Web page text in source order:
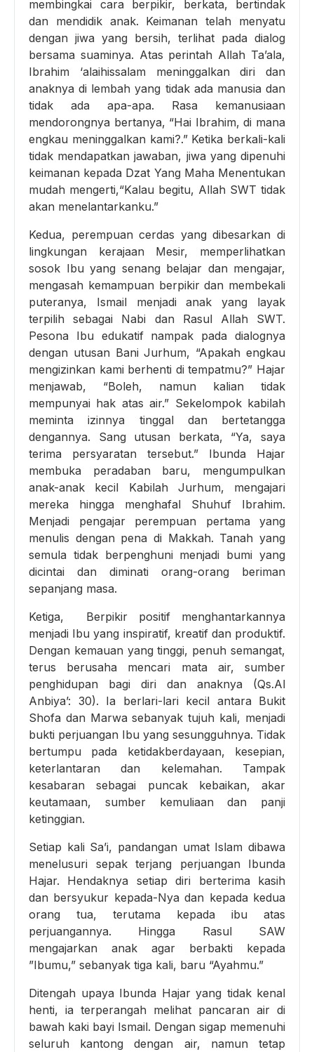
membingkai cara berpikir, berkata, bertindak
dan mendidik anak. Keimanan telah menyatu
dengan jiwa yang bersih, terlihat pada dialog
bersama suaminya. Atas perintah Allah Ta’ala,
Ibrahim ‘alaihissalam meninggalkan diri dan
anaknya di lembah yang tidak ada manusia dan
tidak ada apa-apa. Rasa kemanusiaan
mendorongnya bertanya, “Hai Ibrahim, di mana
engkau meninggalkan kami?.” Ketika berkali-kali
tidak mendapatkan jawaban, jiwa yang dipenuhi
keimanan kepada Dzat Yang Maha Menentukan
mudah mengerti,“Kalau begitu, Allah SWT tidak
akan menelantarkanku.”
Kedua, perempuan cerdas yang dibesarkan di
lingkungan kerajaan Mesir, memperlihatkan
sosok Ibu yang senang belajar dan mengajar,
mengasah kemampuan berpikir dan membekali
puteranya, Ismail menjadi anak yang layak
terpilih sebagai Nabi dan Rasul Allah SWT.
Pesona Ibu edukatif nampak pada dialognya
dengan utusan Bani Jurhum, “Apakah engkau
mengizinkan kami berhenti di tempatmu?” Hajar
menjawab, “Boleh, namun kalian tidak
mempunyai hak atas air.” Sekelompok kabilah
meminta izinnya tinggal dan bertetangga
dengannya. Sang utusan berkata, “Ya, saya
terima persyaratan tersebut.” Ibunda Hajar
membuka peradaban baru, mengumpulkan
anak-anak kecil Kabilah Jurhum, mengajari
mereka hingga menghafal Shuhuf Ibrahim.
Menjadi pengajar perempuan pertama yang
menulis dengan pena di Makkah. Tanah yang
semula tidak berpenghuni menjadi bumi yang
dicintai dan diminati orang-orang beriman
sepanjang masa.
Ketiga, Berpikir positif menghantarkannya
menjadi Ibu yang inspiratif, kreatif dan produktif.
Dengan kemauan yang tinggi, penuh semangat,
terus berusaha mencari mata air, sumber
penghidupan bagi diri dan anaknya (Qs.Al
Anbiya’: 30). Ia berlari-lari kecil antara Bukit
Shofa dan Marwa sebanyak tujuh kali, menjadi
bukti perjuangan Ibu yang sesungguhnya. Tidak
bertumpu pada ketidakberdayaan, kesepian,
keterlantaran dan kelemahan. Tampak
kesabaran sebagai puncak kebaikan, akar
keutamaan, sumber kemuliaan dan panji
ketinggian.
Setiap kali Sa’i, pandangan umat Islam dibawa
menelusuri sepak terjang perjuangan Ibunda
Hajar. Hendaknya setiap diri berterima kasih
dan bersyukur kepada-Nya dan kepada kedua
orang tua, terutama kepada ibu atas
perjuangannya. Hingga Rasul SAW
mengajarkan anak agar berbakti kepada
”Ibumu,” sebanyak tiga kali, baru “Ayahmu.”
Ditengah upaya Ibunda Hajar yang tidak kenal
henti, ia terperangah melihat pancaran air di
bawah kaki bayi Ismail. Dengan sigap memenuhi
seluruh kantong dengan air, namun tetap